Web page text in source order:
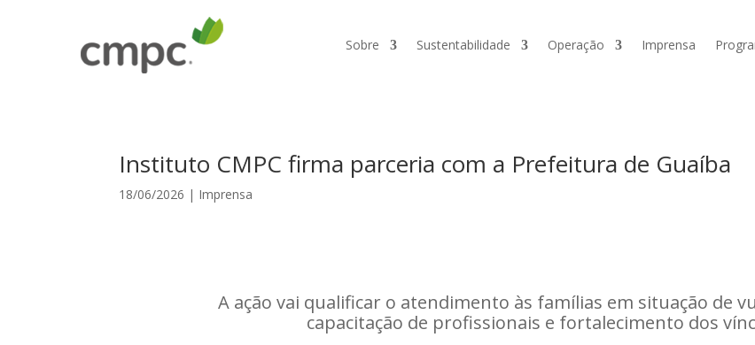
Sobre Sustentabilidade Operação Imprensa
Instituto CMPC firma parceria com a Prefeitura de Guaíba
18/06/2026 | Imprensa
A ação vai qualificar o atendimento às famílias em situação de
capacitação de profissionais e fortalecimento dos